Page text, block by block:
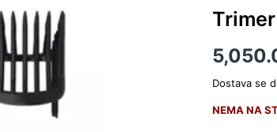
Dostava se
NEMA NA